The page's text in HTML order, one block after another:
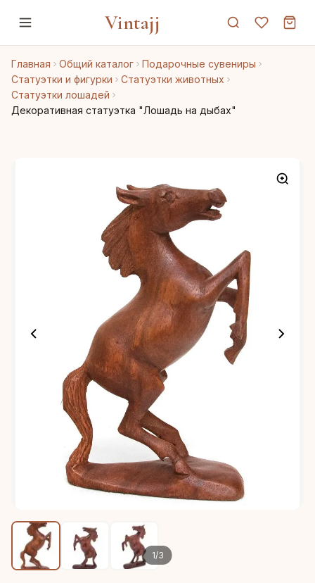
Vintajj
Главная Общий каталог
Подарочные сувениры
Статуэтки и фигурки
Статуэтки животных
Статуэтки лошадей
Декоративная статуэтка "Лошадь на дыбах"
1/3